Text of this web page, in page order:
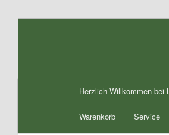
Herzlich Willkommen bei
Warenkorb Service